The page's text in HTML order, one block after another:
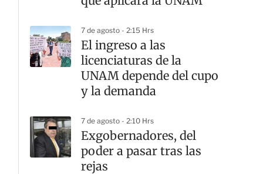
7 de agosto - 2:15 Hrs
El ingreso a las
licenciaturas de la
UNAM depende del cupo
y la demanda
7 de agosto - 2:10 Hrs
Exgobernadores, del
poder a pasar tras las
rejas